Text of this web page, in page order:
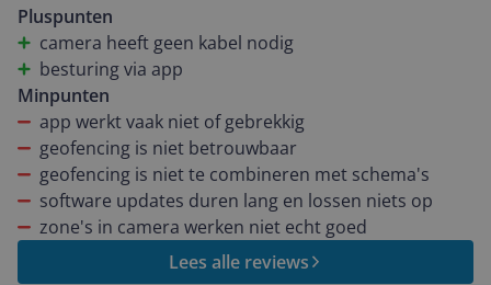
De geofencing feature die inmiddels 2 jaar geleden al
werd beloofd is nog steeds in de praktijk niet
betrouwbaar, buggy en slecht geïmplementeerd. En
zelfs al krijgt eufy dit werkend dan nog is die functie
niet praktisch aangezien hij niet te combineren is met
de schema's die je op tijd in kunt stellen. Het is dus
NIET mogelijk 's nachts alle camera's aan te zetten en
overdag alleen als ik van huis ben. Normaal schrijf ik
nooit reviews maar ik zag de hoge review score en
dacht, "dat kan gewoon niet bij een product wat zo
gebrekkig werkt als die eufy zooi" Ik gebruik de spullen
Pluspunten
camera heeft geen kabel nodig
besturing via app
Minpunten
app werkt vaak niet of gebrekkig
geofencing is niet betrouwbaar
geofencing is niet te combineren met schema's
software updates duren lang en lossen niets op
zone's in camera werken niet echt goed
Lees alle reviews